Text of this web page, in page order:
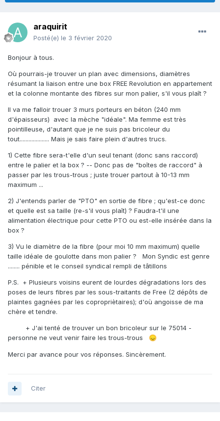
araquirit
Posté(e) le 3 février 2020
Bonjour à tous.
Où pourrais-je trouver un plan avec dimensions, diamètres
résumant la liaison entre une box FREE Revolution en appartement
et la colonne montante des fibres sur mon palier, s'il vous plaît ?
Il va me falloir trouer 3 murs porteurs en béton (240 mm
d'épaisseurs) avec la mèche "idéale". Ma femme est très
pointilleuse, d'autant que je ne suis pas bricoleur du
tout.................... Mais je sais faire plein d'autres trucs.
1) Cette fibre sera-t'elle d'un seul tenant (donc sans raccord)
entre le palier et la box ? -- Donc pas de "boîtes de raccord" à
passer par les trous-trous ; juste trouer partout à 10-13 mm
maximum ...
2) J'entends parler de "PTO" en sortie de fibre ; qu'est-ce donc
et quelle est sa taille (re-s'il vous plaît) ? Faudra-t'il une
alimentation électrique pour cette PTO ou est-elle insérée dans la
box ?
3) Vu le diamètre de la fibre (pour moi 10 mm maximum) quelle
taille idéale de goulotte dans mon palier ? Mon Syndic est genre
........ pénible et le conseil syndical rempli de tâtillons
P.S. + Plusieurs voisins eurent de lourdes dégradations lors des
poses de leurs fibres par les sous-traitants de Free (2 dépôts de
plaintes gagnées par les copropriètaires); d'où angoisse de ma
chère et tendre.
+ J'ai tenté de trouver un bon bricoleur sur le 75014 -
personne ne veut venir faire les trous-trous 😞
Merci par avance pour vos réponses. Sincèrement.
Citer